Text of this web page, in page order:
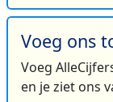
Voeg ons
Voeg
en je ziet ons